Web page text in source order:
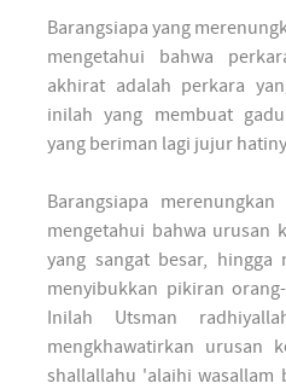
Barangsiapa yang
mengetahui bahwa
akhirat adalah perkara
inilah yang membuat
yang beriman lagi jujur
Barangsiapa
mengetahui bahwa urusan
yang sangat besar, hingga
menyibukkan pikiran
Inilah Utsman
mengkhawatirkan urusan
shallallahu 'alaihi wasallam